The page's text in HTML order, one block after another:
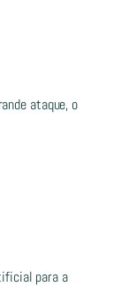
ataque, o
para a